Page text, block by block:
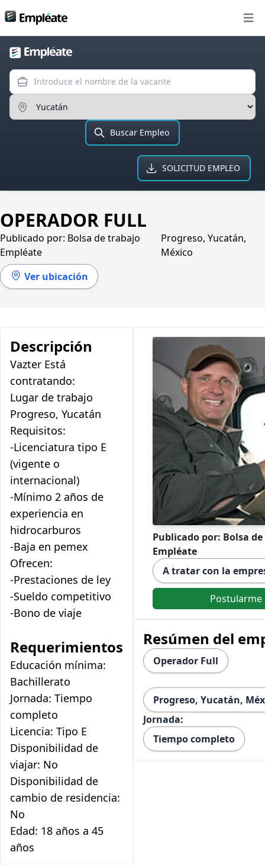
Bolsa de trabajo
Introduce el nombre de la
Ingresa el Estado
Buscar Empleo
SOLICITUD EMPLEO
OPERADOR FULL
Publicado por: Bolsa de trabajo
Empléate
Progreso, Yucatán,
México
Ver ubicación
Descripción
Vazter Está
contratando:
Lugar de trabajo
Progreso, Yucatán
Requisitos:
-Licenciatura tipo E
(vigente o
internacional)
-Mínimo 2 años de
experiencia en
hidrocarburos
-Baja en pemex
Ofrecen:
-Prestaciones de ley
-Sueldo competitivo
-Bono de viaje
Requerimientos
Educación mínima:
Bachillerato
Jornada: Tiempo
completo
Licencia: Tipo E
Disponibilidad de
viajar: No
Disponibilidad de
cambio de residencia:
No
Edad: 18 años a 45
años
Publicado por: Bolsa
Empléate
A tratar con la
Postularme
Resúmen del
Operador Full
Progreso, Yucatán,
Jornada:
Tiempo completo